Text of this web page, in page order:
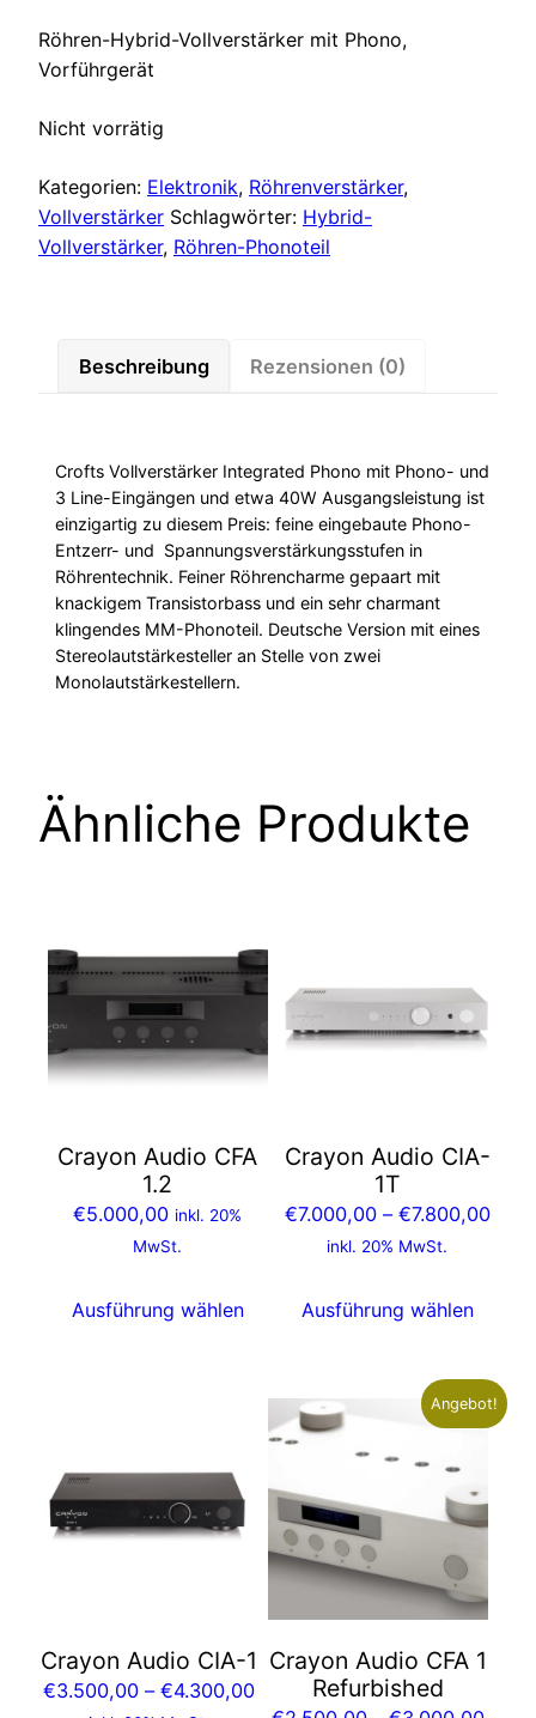
war:
ist:
Röhren-Hybrid-Vollverstärker mit Phono,
Vorführgerät
Nicht vorrätig
Kategorien: Elektronik, Röhrenverstärker,
Vollverstärker Schlagwörter: Hybrid-
Vollverstärker, Röhren-Phonoteil
Beschreibung Rezensionen (0)
Crofts Vollverstärker Integrated Phono mit Phono- und
3 Line-Eingängen und etwa 40W Ausgangsleistung ist
einzigartig zu diesem Preis: feine eingebaute Phono-
Entzerr- und Spannungsverstärkungsstufen in
Röhrentechnik. Feiner Röhrencharme gepaart mit
knackigem Transistorbass und ein sehr charmant
klingendes MM-Phonoteil. Deutsche Version mit eines
Stereolautstärkesteller an Stelle von zwei
Monolautstärkestellern.
Ähnliche Produkte
Crayon Audio CFA
1.2
€5.000,00 inkl. 20%
MwSt.
Ausführung wählen
weist
mehrere
Varianten
auf.
können
der
Produktseite
werden
Crayon Audio CIA-
1T
€7.000,00 – €7.800,00
inkl. 20% MwSt.
Ausführung wählen
mehrere
Varianten
können
der
Produktseite
werden
Crayon Audio CIA-1
€3.500,00 – €4.300,00Preisspanne:
weist
mehrere
Varianten
können
auf
Angebot!
Crayon Audio CFA 1
Refurbished
Dieses
Produkt
mehrere
Varianten
auf.
können